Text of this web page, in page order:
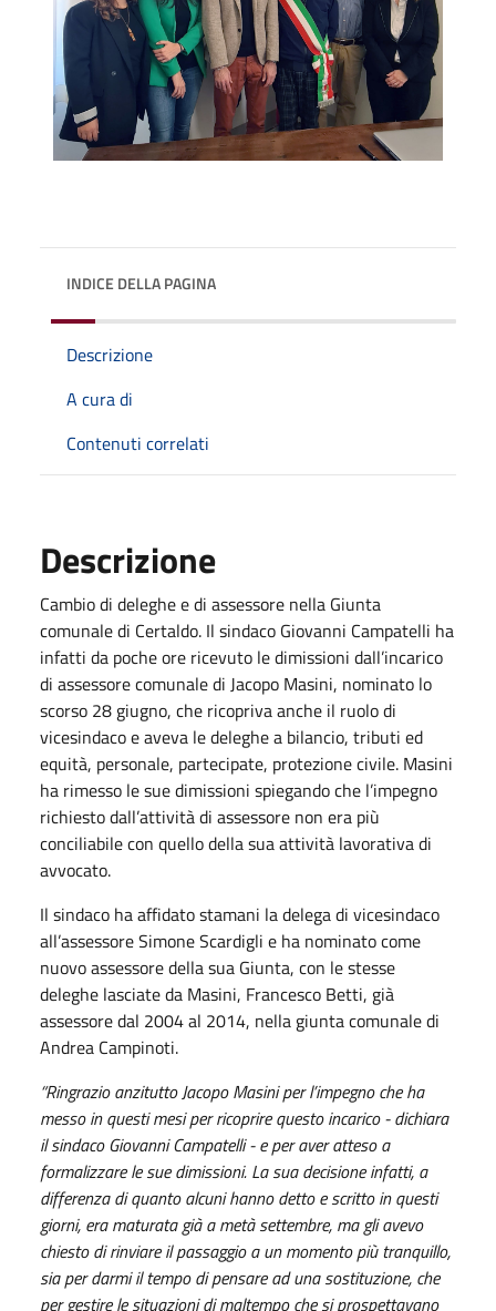
INDICE DELLA PAGINA
Descrizione
A cura di
Contenuti correlati
Descrizione
Cambio di deleghe e di assessore nella Giunta
comunale di Certaldo. Il sindaco Giovanni Campatelli ha
infatti da poche ore ricevuto le dimissioni dall’incarico
di assessore comunale di Jacopo Masini, nominato lo
scorso 28 giugno, che ricopriva anche il ruolo di
vicesindaco e aveva le deleghe a bilancio, tributi ed
equità, personale, partecipate, protezione civile. Masini
ha rimesso le sue dimissioni spiegando che l’impegno
richiesto dall’attività di assessore non era più
conciliabile con quello della sua attività lavorativa di
avvocato.
Il sindaco ha affidato stamani la delega di vicesindaco
all’assessore Simone Scardigli e ha nominato come
nuovo assessore della sua Giunta, con le stesse
deleghe lasciate da Masini, Francesco Betti, già
assessore dal 2004 al 2014, nella giunta comunale di
Andrea Campinoti.
“Ringrazio anzitutto Jacopo Masini per l’impegno che ha
messo in questi mesi per ricoprire questo incarico - dichiara
il sindaco Giovanni Campatelli - e per aver atteso a
formalizzare le sue dimissioni. La sua decisione infatti, a
differenza di quanto alcuni hanno detto e scritto in questi
giorni, era maturata già a metà settembre, ma gli avevo
chiesto di rinviare il passaggio a un momento più tranquillo,
sia per darmi il tempo di pensare ad una sostituzione, che
per gestire le situazioni di maltempo che si prospettavano